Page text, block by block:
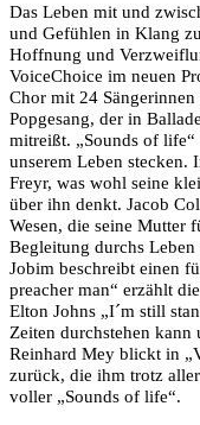
Das Leben mit und
und Gefühlen in Klang
Hoffnung und
VoiceChoice im neuen
Chor mit 24 Sängerinnen
Popgesang, der in
mitreißt. „Sounds of
unserem Leben stecken.
Freyr, was wohl seine
über ihn denkt. Jacob
Wesen, die seine Mutter
Begleitung durchs
Jobim beschreibt einen
preacher man“ erzählt
Elton Johns „I´m still
Zeiten durchstehen
Reinhard Mey blickt in
zurück, die ihm trotz
voller „Sounds of life“.